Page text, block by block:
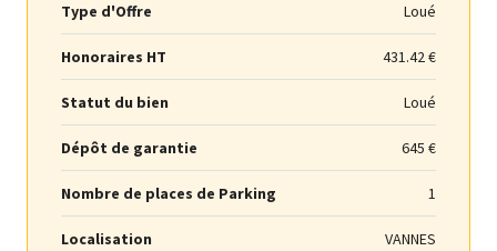
Type d'Offre Loué
Honoraires HT 431.42 €
Statut du bien Loué
Dépôt de garantie 645 €
Nombre de places de Parking 1
Localisation VANNES